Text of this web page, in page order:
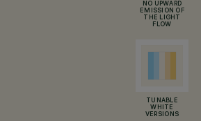
NO UPWARD
EMISSION OF
THE LIGHT
FLOW
TUNABLE
WHITE
VERSIONS